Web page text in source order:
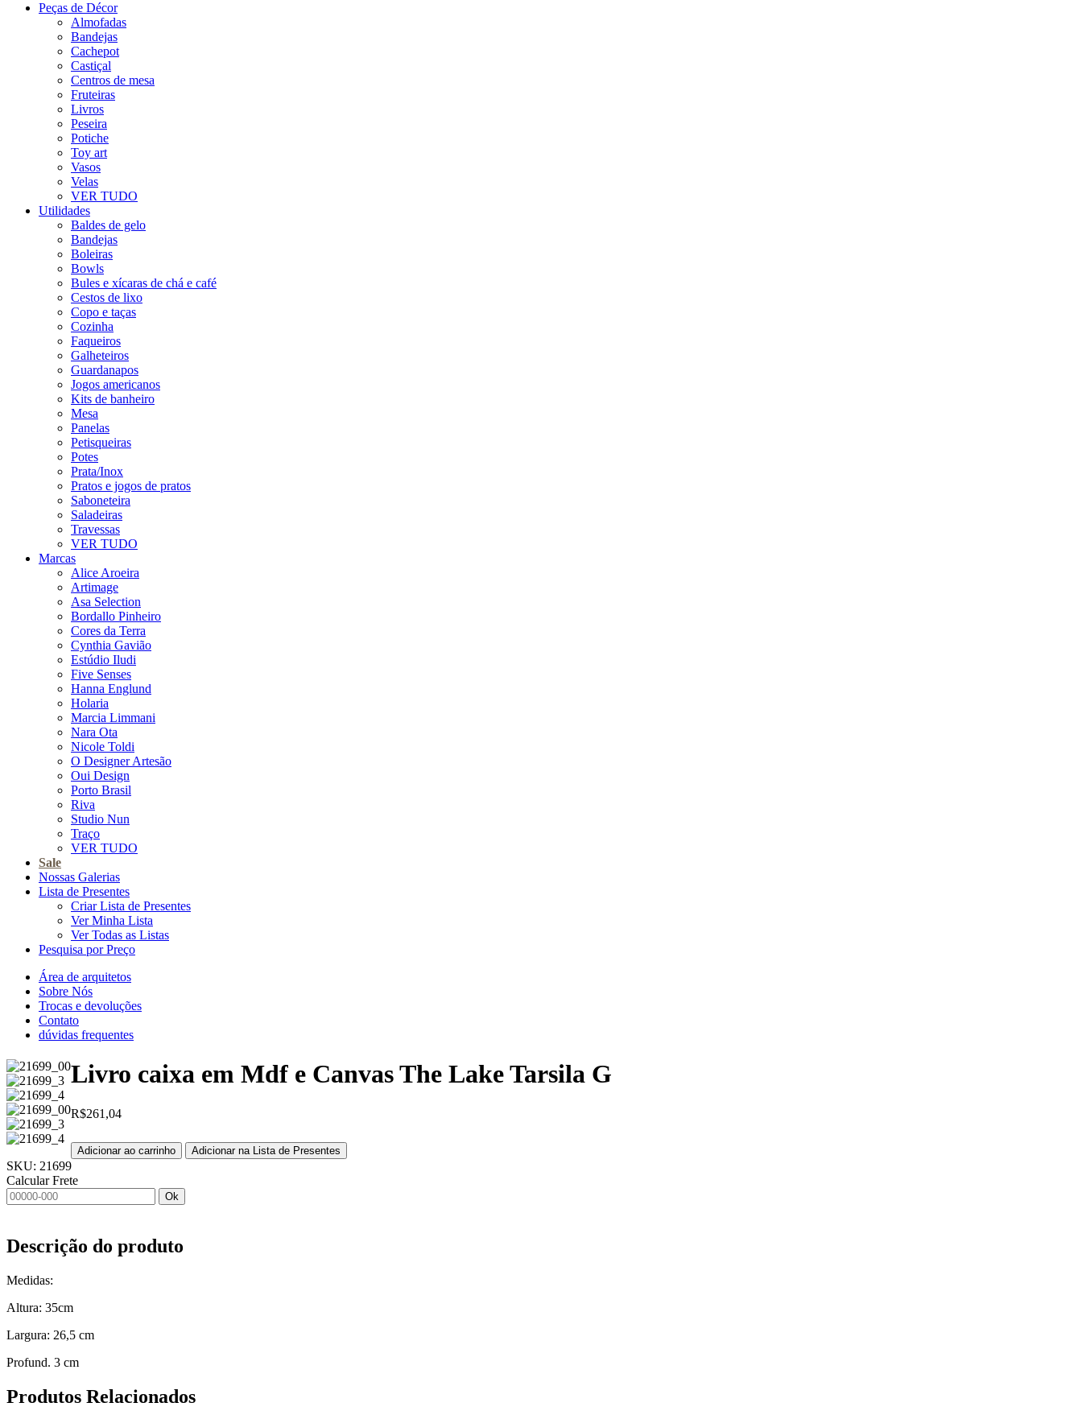
Peças de Décor
Almofadas
Bandejas
Cachepot
Castiçal
Centros de mesa
Fruteiras
Livros
Peseira
Potiche
Toy art
Vasos
Velas
VER TUDO
Utilidades
Baldes de gelo
Bandejas
Boleiras
Bowls
Bules e xícaras de chá e café
Cestos de lixo
Copo e taças
Cozinha
Faqueiros
Galheteiros
Guardanapos
Jogos americanos
Kits de banheiro
Mesa
Panelas
Petisqueiras
Potes
Prata/Inox
Pratos e jogos de pratos
Saboneteira
Saladeiras
Travessas
VER TUDO
Marcas
Alice Aroeira
Artimage
Asa Selection
Bordallo Pinheiro
Cores da Terra
Cynthia Gavião
Estúdio Iludi
Five Senses
Hanna Englund
Holaria
Marcia Limmani
Nara Ota
Nicole Toldi
O Designer Artesão
Oui Design
Porto Brasil
Riva
Studio Nun
Traço
VER TUDO
Sale
Nossas Galerias
Lista de Presentes
Criar Lista de Presentes
Ver Minha Lista
Ver Todas as Listas
Pesquisa por Preço
Área de arquitetos
Sobre Nós
Trocas e devoluções
Contato
dúvidas frequentes
Livro caixa em Mdf e Canvas The Lake Tarsila G
R$261,04
Adicionar ao carrinho Adicionar na Lista de Presentes
SKU: 21699
Calcular Frete
Ok
Descrição do produto
Medidas:
Altura: 35cm
Largura: 26,5 cm
Profund. 3 cm
Produtos Relacionados